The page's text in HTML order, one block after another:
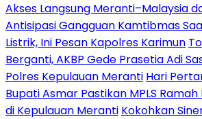
Akses Langsung Meranti–Malaysia
Antisipasi Gangguan Kamtibmas
Listrik, Ini Pesan Kapolres Karimun
Berganti, AKBP Gede Prasetia Adi
Polres Kepulauan Meranti Hari
Bupati Asmar Pastikan MPLS
di Kepulauan Meranti Kokohkan